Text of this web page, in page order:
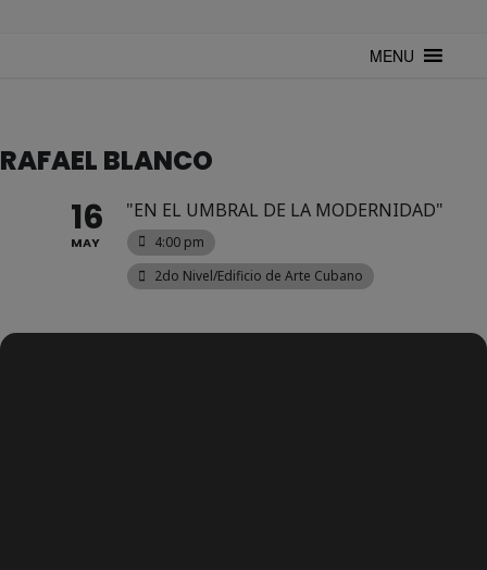
mantenerte actualizado sobre Cuba y sus artistas. Noticias, eventos y
MENU
RAFAEL BLANCO
16
MAY
"EN EL UMBRAL DE LA MODERNIDAD"
4:00 pm
2do Nivel/Edificio de Arte Cubano